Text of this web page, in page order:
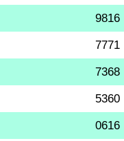
9816
7771
7368
5360
0616